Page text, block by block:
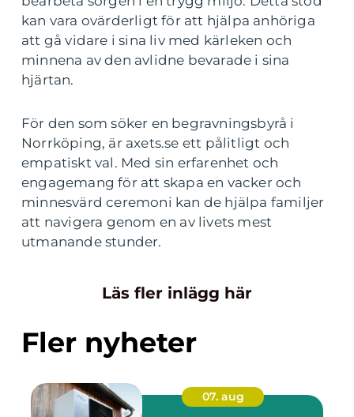
kan vara ovärderligt för att hjälpa anhöriga
att gå vidare i sina liv med kärleken och
minnena av den avlidne bevarade i sina
hjärtan.
För den som söker en begravningsbyrå i
Norrköping, är axets.se ett pålitligt och
empatiskt val. Med sin erfarenhet och
engagemang för att skapa en vacker och
minnesvärd ceremoni kan de hjälpa familjer
att navigera genom en av livets mest
utmanande stunder.
Läs fler inlägg här
Fler nyheter
07. aug